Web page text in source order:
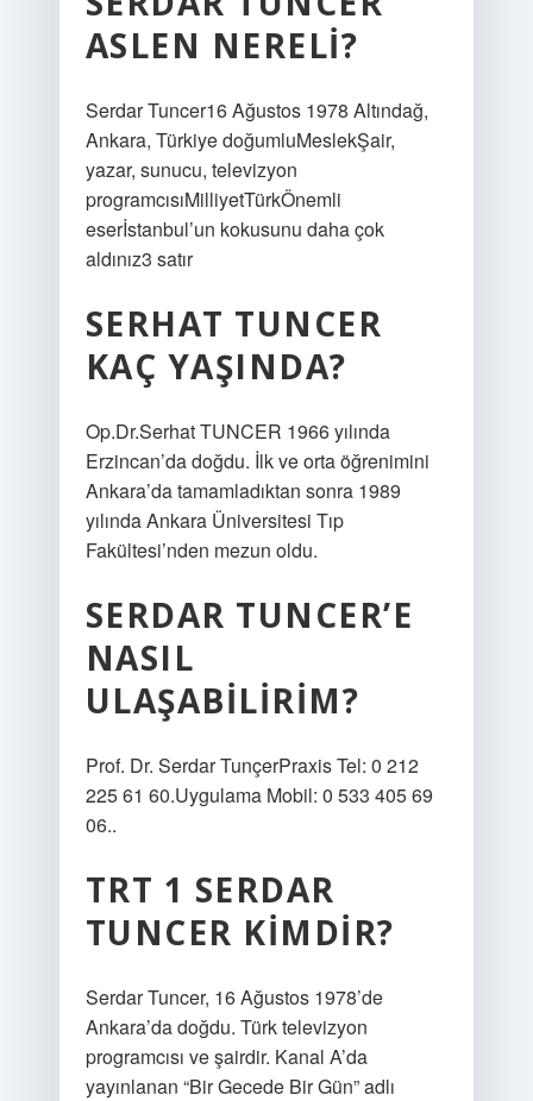
ASLEN NERELI?
Serdar Tuncer16 Ağustos 1978 Altındağ,
Ankara, Türkiye doğumluMeslekŞair,
yazar, sunucu, televizyon
programcısıMilliyetTürkÖnemli
eserİstanbul’un kokusunu daha çok
aldınız3 satır
SERHAT TUNCER
KAÇ YAŞINDA?
Op.Dr.Serhat TUNCER 1966 yılında
Erzincan’da doğdu. İlk ve orta öğrenimini
Ankara’da tamamladıktan sonra 1989
yılında Ankara Üniversitesi Tıp
Fakültesi’nden mezun oldu.
SERDAR TUNCER’E
NASIL
ULAŞABILIRIM?
Prof. Dr. Serdar TunçerPraxis Tel: 0 212
225 61 60.Uygulama Mobil: 0 533 405 69
06..
TRT 1 SERDAR
TUNCER KIMDIR?
Serdar Tuncer, 16 Ağustos 1978’de
Ankara’da doğdu. Türk televizyon
programcısı ve şairdir. Kanal A’da
yayınlanan “Bir Gecede Bir Gün” adlı